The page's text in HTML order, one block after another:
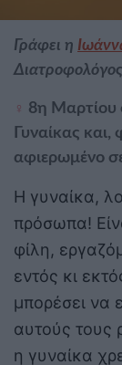
Γράφει η
♀️ 8η Μαρτίου
Γυναίκας
αφιερωμένο
Η γυναίκα,
πρόσωπα!
φίλη,
εντός κι
μπορέσει να
αυτούς τους
η γυναίκα